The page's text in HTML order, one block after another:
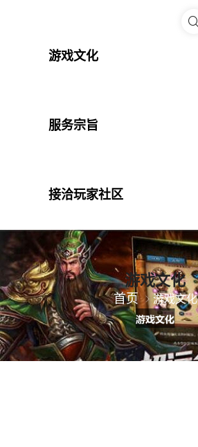
游戏文化
服务宗旨
接洽玩家社区
游戏文化
首页 游戏文化